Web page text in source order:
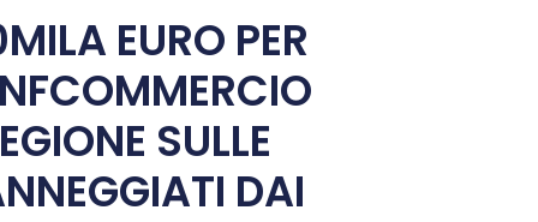
EURO PER
SULLE
DAI